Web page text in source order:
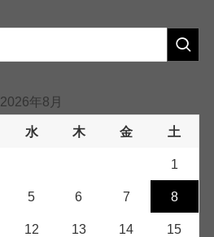
2026年8月
水 木 金 土
1
5 6 7 8
12 13 14 15